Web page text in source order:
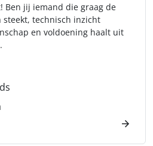
Ben jij iemand die graag de
technisch inzicht
en voldoening haalt uit